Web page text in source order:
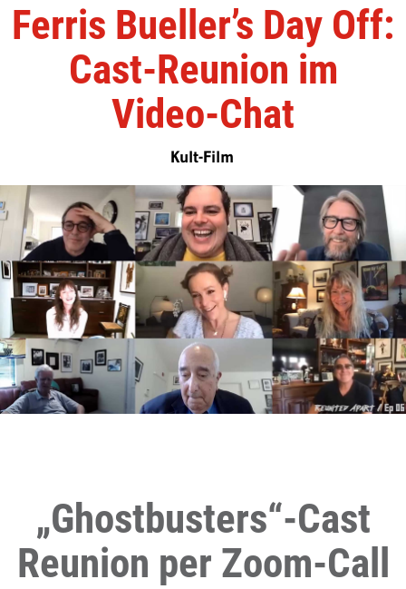
Ferris Bueller’s Day Off:
Cast-Reunion im
Video-Chat
Kult-Film
„Ghostbusters“-Cast
Reunion per Zoom-Call